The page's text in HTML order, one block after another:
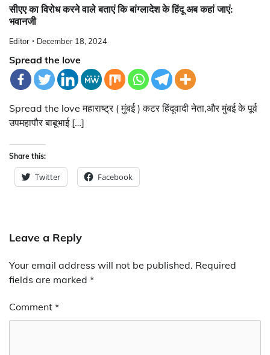
सीएए का विरोध करने वाले बताएं कि बांग्लादेश के हिंदू अब कहां जाएं:
भवानजी
Editor December 18, 2024
Spread the love
Spread the love महाराष्ट्र ( मुंबई ) कटर हिंदूवादी नेता,और मुंबई के पूर्व
उपमहापौर बाबूभाई […]
Share this:
Twitter Facebook
Leave a Reply
Your email address will not be published. Required
fields are marked *
Comment *